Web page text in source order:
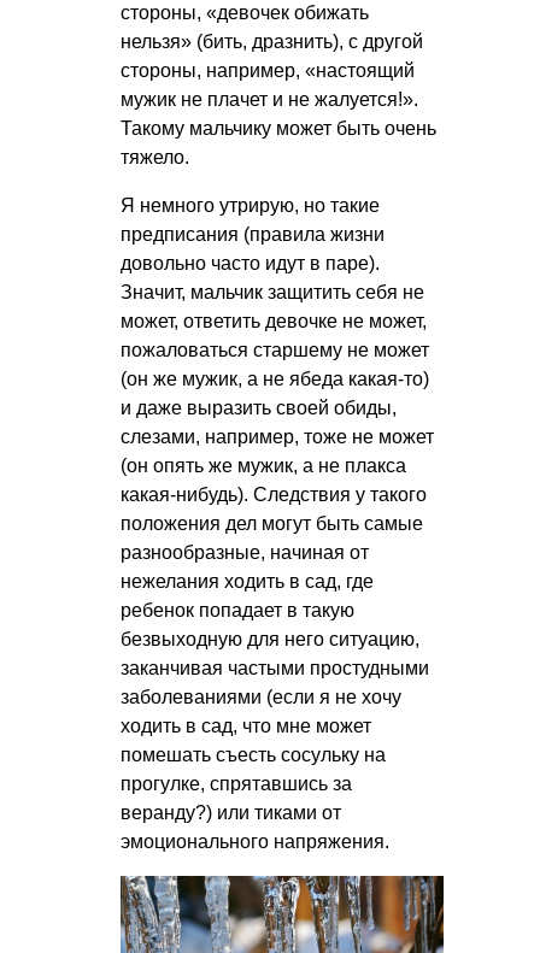
стороны, «девочек обижать
нельзя» (бить, дразнить), с другой
стороны, например, «настоящий
мужик не плачет и не жалуется!».
Такому мальчику может быть очень
тяжело.
Я немного утрирую, но такие
предписания (правила жизни
довольно часто идут в паре).
Значит, мальчик защитить себя не
может, ответить девочке не может,
пожаловаться старшему не может
(он же мужик, а не ябеда какая-то)
и даже выразить своей обиды,
слезами, например, тоже не может
(он опять же мужик, а не плакса
какая-нибудь). Следствия у такого
положения дел могут быть самые
разнообразные, начиная от
нежелания ходить в сад, где
ребенок попадает в такую
безвыходную для него ситуацию,
заканчивая частыми простудными
заболеваниями (если я не хочу
ходить в сад, что мне может
помешать съесть сосульку на
прогулке, спрятавшись за
веранду?) или тиками от
эмоционального напряжения.